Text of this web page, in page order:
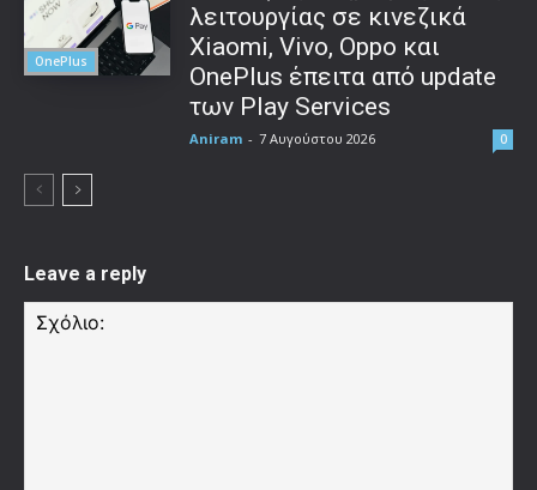
OnePlus
λειτουργίας σε κινεζικά
Xiaomi, Vivo, Oppo και
OnePlus έπειτα από update
των Play Services
Aniram - 7 Αυγούστου 2026 0
Leave a reply